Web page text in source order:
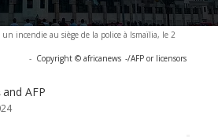
incendie au siège de la police à Ismaïlia, le 2
- Copyright © africanews -/AFP or licensors
and AFP